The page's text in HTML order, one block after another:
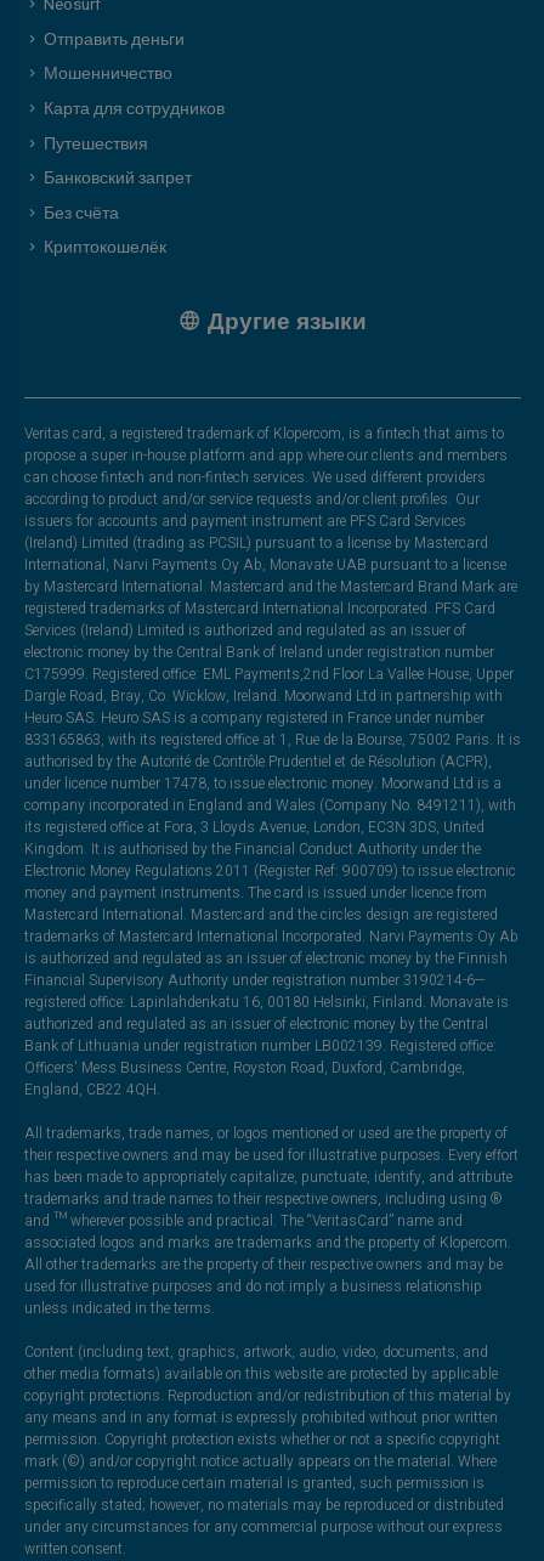
Neosurf
Отправить деньги
Мошенничество
Карта для сотрудников
Путешествия
Банковский запрет
Без счёта
Криптокошелёк
Другие языки
Veritas card, a registered trademark of Klopercom, is a fintech that aims to
propose a super in-house platform and app where our clients and members
can choose fintech and non-fintech services. We used different providers
according to product and/or service requests and/or client profiles. Our
issuers for accounts and payment instrument are PFS Card Services
(Ireland) Limited (trading as PCSIL) pursuant to a license by Mastercard
International, Narvi Payments Oy Ab, Monavate UAB pursuant to a license
by Mastercard International. Mastercard and the Mastercard Brand Mark are
registered trademarks of Mastercard International Incorporated. PFS Card
Services (Ireland) Limited is authorized and regulated as an issuer of
electronic money by the Central Bank of Ireland under registration number
C175999. Registered office: EML Payments,2nd Floor La Vallee House, Upper
Dargle Road, Bray, Co. Wicklow, Ireland. Moorwand Ltd in partnership with
Heuro SAS. Heuro SAS is a company registered in France under number
833165863, with its registered office at 1, Rue de la Bourse, 75002 Paris. It is
authorised by the Autorité de Contrôle Prudentiel et de Résolution (ACPR),
under licence number 17478, to issue electronic money. Moorwand Ltd is a
company incorporated in England and Wales (Company No. 8491211), with
its registered office at Fora, 3 Lloyds Avenue, London, EC3N 3DS, United
Kingdom. It is authorised by the Financial Conduct Authority under the
Electronic Money Regulations 2011 (Register Ref: 900709) to issue electronic
money and payment instruments. The card is issued under licence from
Mastercard International. Mastercard and the circles design are registered
trademarks of Mastercard International Incorporated. Narvi Payments Oy Ab
is authorized and regulated as an issuer of electronic money by the Finnish
Financial Supervisory Authority under registration number 3190214-6—
registered office: Lapinlahdenkatu 16, 00180 Helsinki, Finland. Monavate is
authorized and regulated as an issuer of electronic money by the Central
Bank of Lithuania under registration number LB002139. Registered office:
Officers' Mess Business Centre, Royston Road, Duxford, Cambridge,
England, CB22 4QH.
All trademarks, trade names, or logos mentioned or used are the property of
their respective owners and may be used for illustrative purposes. Every effort
has been made to appropriately capitalize, punctuate, identify, and attribute
trademarks and trade names to their respective owners, including using ®
and ™ wherever possible and practical. The “VeritasCard” name and
associated logos and marks are trademarks and the property of Klopercom.
All other trademarks are the property of their respective owners and may be
used for illustrative purposes and do not imply a business relationship
unless indicated in the terms.
Content (including text, graphics, artwork, audio, video, documents, and
other media formats) available on this website are protected by applicable
copyright protections. Reproduction and/or redistribution of this material by
any means and in any format is expressly prohibited without prior written
permission. Copyright protection exists whether or not a specific copyright
mark (©) and/or copyright notice actually appears on the material. Where
permission to reproduce certain material is granted, such permission is
specifically stated; however, no materials may be reproduced or distributed
under any circumstances for any commercial purpose without our express
written consent.